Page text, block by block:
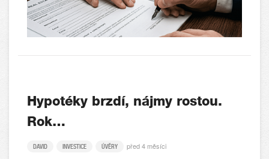
Hypotéky brzdí, nájmy rostou.
Rok…
DAVID INVESTICE ÚVĚRY před 4 měsíci